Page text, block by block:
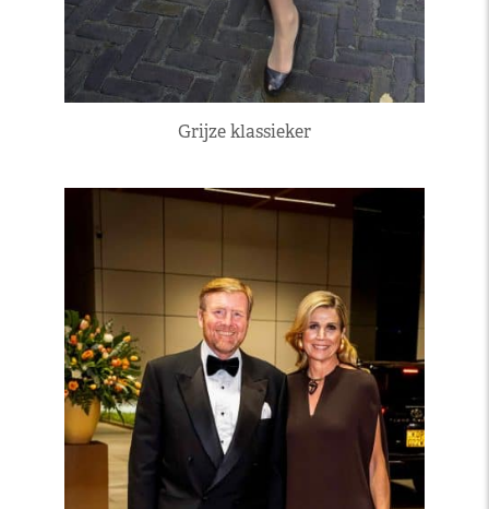
Grijze klassieker